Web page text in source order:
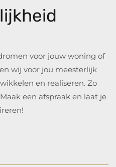
voor jouw woning of
wij voor jou meesterlijk
en realiseren. Zo
een afspraak en laat je